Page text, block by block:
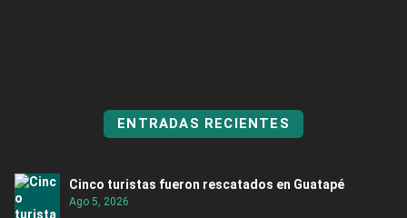
ENTRADAS RECIENTES
Cinco turistas fueron rescatados en Guatapé
Ago 5, 2026